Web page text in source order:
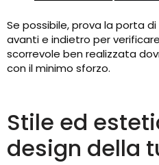
Se possibile, prova la porta
avanti e indietro per
scorrevole ben realizzata
con il minimo sforzo.
Stile ed
design della